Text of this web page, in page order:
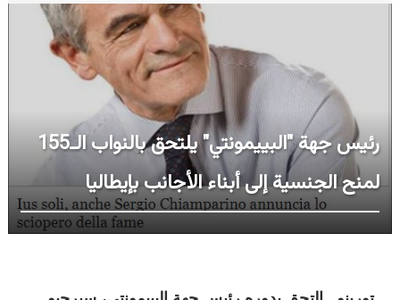
رئيس جهة "البييمونتي" يلتحق بالنواب الـ155
لمنح الجنسية إلى أبناء الأجانب بإيطاليا